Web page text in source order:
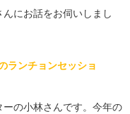
にお話をお伺いしまし
ランチョンセッショ
の小林さんです。今年の